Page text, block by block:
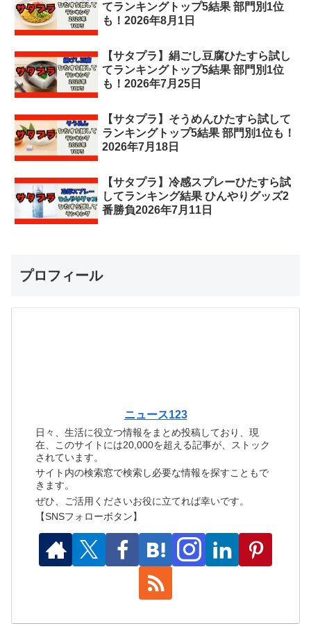
てランキングトップ5結果 部門別1位
も！2026年8月1日
【サタプラ】絹ごし豆腐ひたすら試し
てランキングトップ5結果 部門別1位
も！2026年7月25日
【サタプラ】そうめんひたすら試して
ランキングトップ5結果 部門別1位も！
2026年7月18日
【サタプラ】冷感スプレーひたすら試
してランキング結果 ひんやりグッズ2
番勝負2026年7月11日
プロフィール
ニュース123
日々、生活に役立つ情報をまとめ投稿しており、現
在、このサイトには20,000を超える記事が、ストック
されています。
サイト内の検索窓で検索し必要な情報を探すこともで
きます。
ぜひ、ご活用くださいお役に立てれば幸いです。
【SNSフォローボタン】